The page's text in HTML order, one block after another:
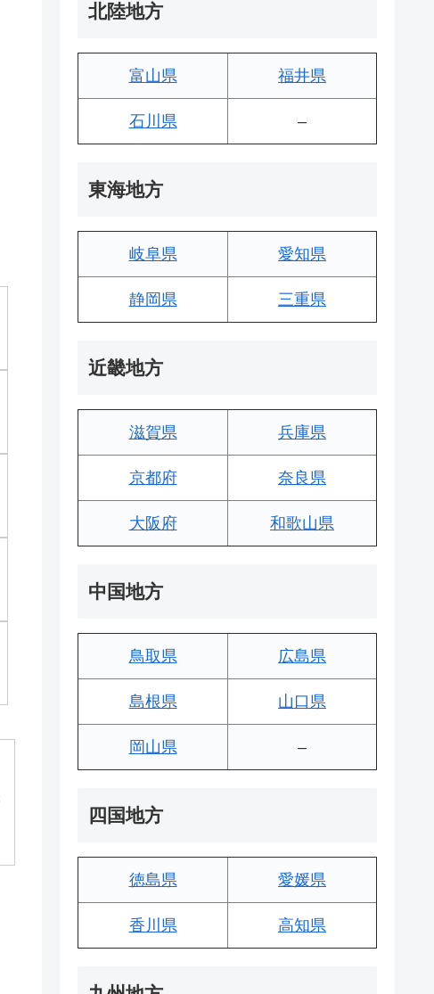
北陸地方
富山県 福井県
石川県 –
東海地方
岐阜県 愛知県
静岡県 三重県
近畿地方
滋賀県 兵庫県
京都府 奈良県
大阪府 和歌山県
中国地方
鳥取県 広島県
島根県 山口県
岡山県 –
四国地方
徳島県 愛媛県
香川県 高知県